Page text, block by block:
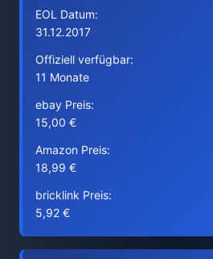
EOL Datum:
31.12.2017
Offiziell verfügbar:
11 Monate
ebay Preis:
15,00 €
Amazon Preis:
18,99 €
bricklink Preis:
5,92 €